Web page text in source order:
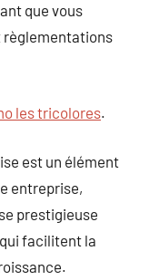
que vous
règlementations
les tricolores.
est un élément
entreprise,
prestigieuse
facilitent la